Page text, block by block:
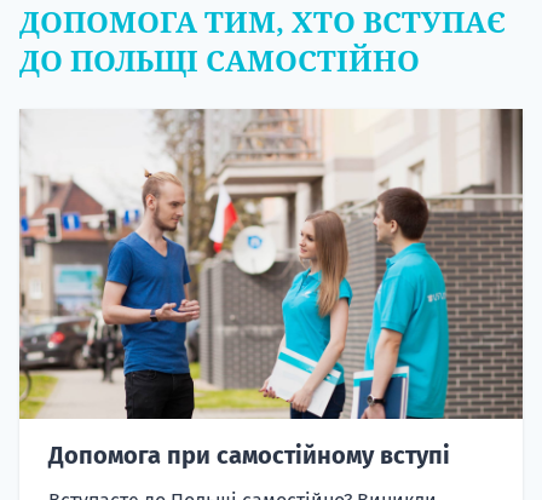
ДОПОМОГА ТИМ, ХТО ВСТУПАЄ
ДО ПОЛЬЩІ САМОСТІЙНО
Допомога при самостійному вступі